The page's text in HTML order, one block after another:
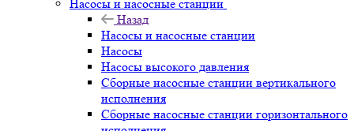
Насосы и насосные станции
Назад
Насосы и насосные станции
Насосы
Насосы высокого давления
Сборные насосные станции вертикального
исполнения
Сборные насосные станции горизонтального